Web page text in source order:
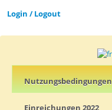
Login / Logout
Nutz­ungs­­­bedin­g­­ungen
Einreichungen 2022